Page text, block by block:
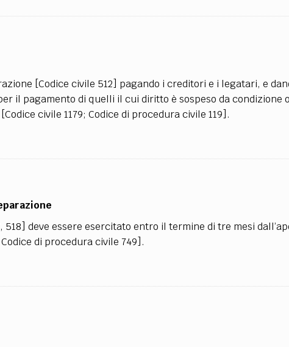
[Codice civile 512] pagando i creditori e i legatari, e
il pagamento di quelli il cui diritto è sospeso da condizione o
civile 1179; Codice di procedura civile 119].
deve essere esercitato entro il termine di tre mesi
di procedura civile 749].